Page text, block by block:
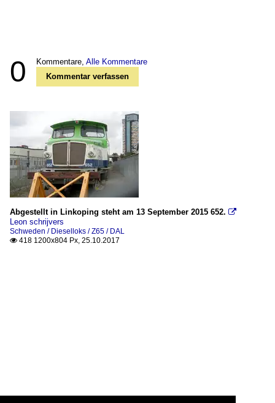
0 Kommentare, Alle Kommentare
Kommentar verfassen
Abgestellt in Linkoping steht am 13 September 2015 652. 
Leon schrijvers
Schweden / Dieselloks / Z65 / DAL
 418 1200x804 Px, 25.10.2017